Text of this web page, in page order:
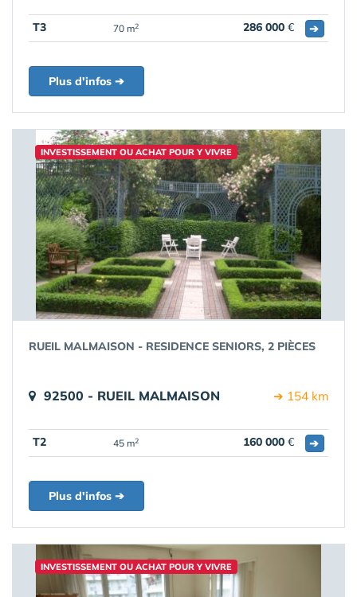
T3 70 m2 286 000 € ➔
Plus d'infos ➔
INVESTISSEMENT OU ACHAT POUR Y VIVRE
RUEIL MALMAISON - RESIDENCE SENIORS, 2 PIÈCES
92500 - RUEIL MALMAISON ➔ 154 km
T2 45 m2 160 000 € ➔
Plus d'infos ➔
INVESTISSEMENT OU ACHAT POUR Y VIVRE